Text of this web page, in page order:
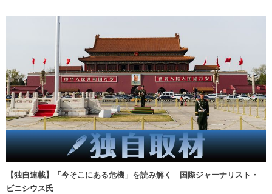
【独自連載】「今そこにある危機」を読み解く 国際ジャーナリスト・
ビニシウス氏